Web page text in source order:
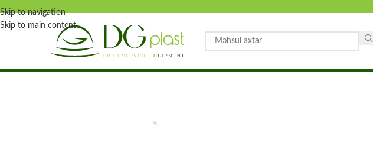
Skip to navigation
Skip to main content